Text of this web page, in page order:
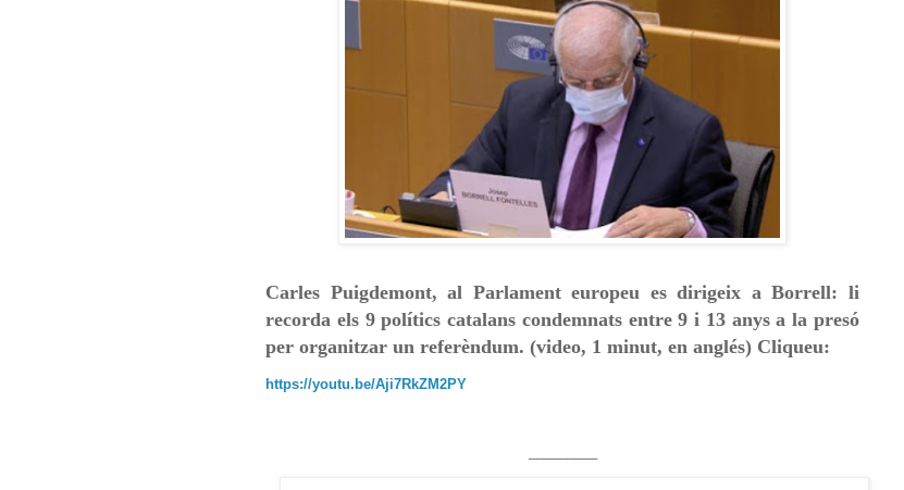
Carles Puigdemont, al Parlament europeu es dirigeix a Borrell: li
recorda els 9 polítics catalans condemnats entre 9 i 13 anys a la presó
per organitzar un referèndum. (video, 1 minut, en anglés) Cliqueu:
https://youtu.be/Aji7RkZM2PY